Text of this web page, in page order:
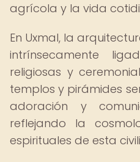
agrícola y la vida
En Uxmal, la
intrínsecamente
religiosas y
templos y pirámides
adoración y
reflejando la
espirituales de esta